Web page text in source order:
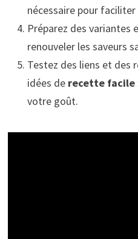
nécessaire pour
Préparez des variantes
renouveler les saveurs
Testez des liens et des
idées de recette facile
votre goût.